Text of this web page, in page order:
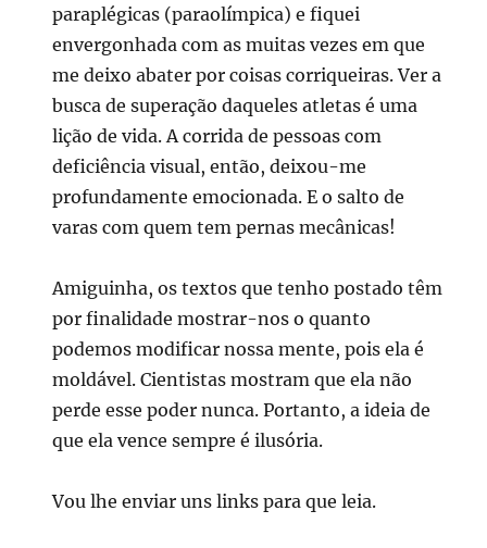
paraplégicas (paraolímpica) e fiquei
envergonhada com as muitas vezes em que
me deixo abater por coisas corriqueiras. Ver a
busca de superação daqueles atletas é uma
lição de vida. A corrida de pessoas com
deficiência visual, então, deixou-me
profundamente emocionada. E o salto de
varas com quem tem pernas mecânicas!
Amiguinha, os textos que tenho postado têm
por finalidade mostrar-nos o quanto
podemos modificar nossa mente, pois ela é
moldável. Cientistas mostram que ela não
perde esse poder nunca. Portanto, a ideia de
que ela vence sempre é ilusória.
Vou lhe enviar uns links para que leia.